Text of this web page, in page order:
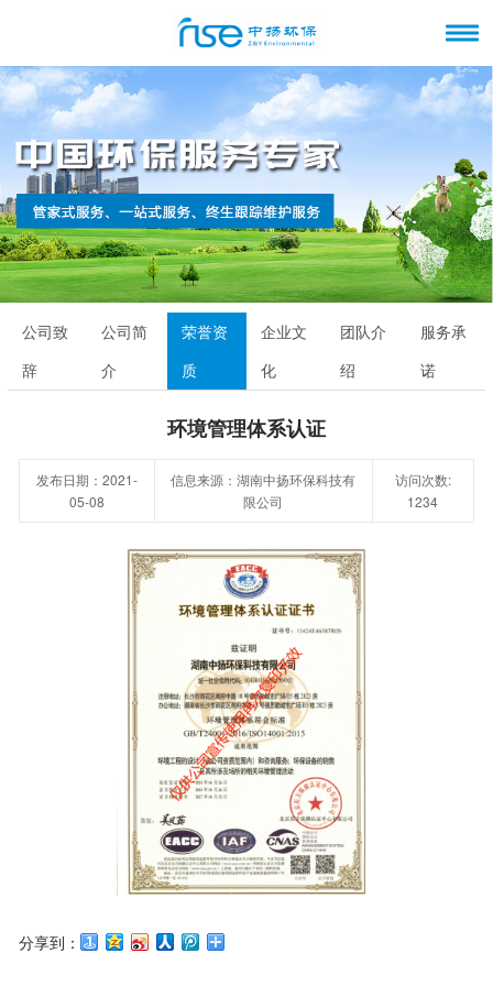
公司致
辞
公司简
介
荣誉资
质
企业文
化
团队介
绍
服务承
诺
环境管理体系认证
发布日期：2021-
05-08
信息来源：湖南中扬环保科技有
限公司
访问次数:
1234
分享到：